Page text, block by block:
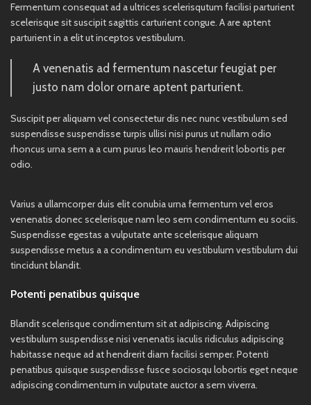
Fermentum consequat ad a ultrices scelerisqutum facilisi parturient
scelerisque sit suscipit sagittis carturient congue. A are aptent
parturient in a elit ut inceptos vestibulum.
A venenatis ad fermentum nascetur feugiat per
justo nam dolor ornare aptent parturient.
Suscipit per aliquam vel consectetur dis nec nunc vestibulum sed
suspendisse suspendisse turpis ullisi nisi purus ut nullam odio
rhoncus urna sem a a cum purus leo mauris hendrerit lobortis per
odio.
Varius a ullamcorper duis elit conubia urna fermentum vel eros
venenatis donec scelerisque nam leo sem condimentum eu sociis.
Suspendisse egestas a vulputate ante scelerisque aliquam
suspendisse metus a a condimentum eu vestibulum vestibulum dui
tincidunt blandit.
Potenti penatibus quisque
Blandit scelerisque condimentum sit at adipiscing. Adipiscing
vestibulum suspendisse nisi venenatis iaculis ridiculus adipiscing
habitasse neque ad at hendrerit diam facilisi semper. Potenti
penatibus quisque suspendisse fusce sociosqu lobortis eget neque
adipiscing condimentum in vulputate auctor a sem viverra.